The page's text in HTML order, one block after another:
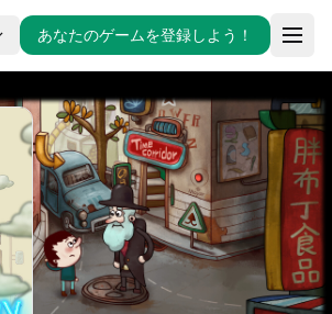
あなたのゲームを登録しよう！